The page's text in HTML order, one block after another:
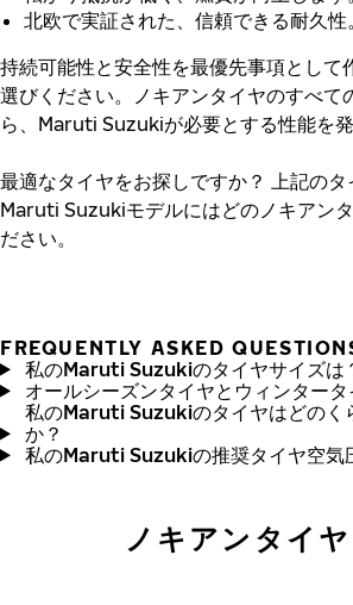
北欧で実証された、信頼できる耐久性。
持続可能性と安全性を最優先事項とし
選びください。ノキアンタイヤのすべ
ら、Maruti Suzukiが必要とする性能を
最適なタイヤをお探しですか？
上記の
Maruti Suzukiモデルにはどのノキアン
ださい。
FREQUENTLY ASKED
私のMaruti Suzukiのタイヤサイズは
オールシーズンタイヤとウィンタータ
私のMaruti Suzukiのタイヤはどのく
か？
私のMaruti Suzukiの推奨タイヤ空気
ノキアンタイ